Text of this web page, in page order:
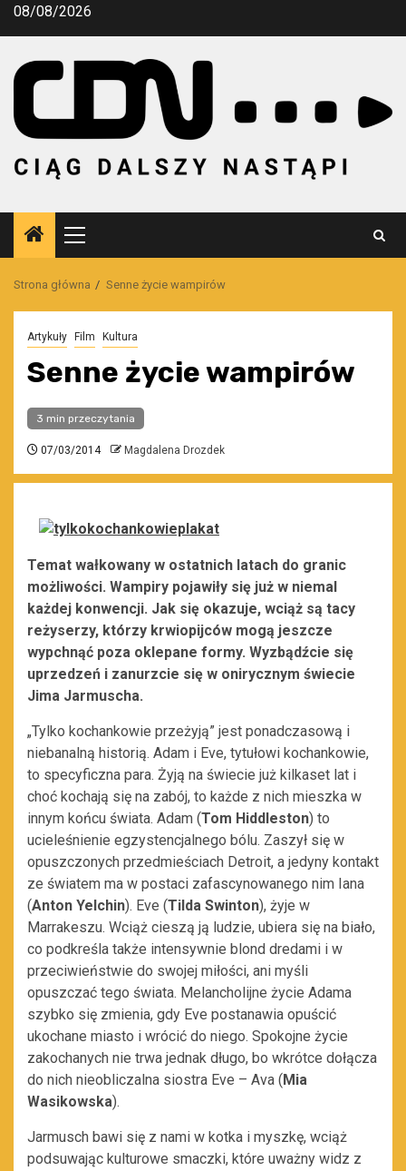
Przejdź
08/08/2026
Menu
główne
Strona główna Senne życie wampirów
Artykuły Film Kultura
Senne życie wampirów
3 min przeczytania
07/03/2014 Magdalena Drozdek
Temat wałkowany w ostatnich latach do granic
możliwości. Wampiry pojawiły się już w niemal
każdej konwencji. Jak się okazuje, wciąż są tacy
reżyserzy, którzy krwiopijców mogą jeszcze
wypchnąć poza oklepane formy. Wyzbądźcie się
uprzedzeń i zanurzcie się w onirycznym świecie
Jima Jarmuscha.
„Tylko kochankowie przeżyją” jest ponadczasową i
niebanalną historią. Adam i Eve, tytułowi kochankowie,
to specyficzna para. Żyją na świecie już kilkaset lat i
choć kochają się na zabój, to każde z nich mieszka w
innym końcu świata. Adam (Tom Hiddleston) to
ucieleśnienie egzystencjalnego bólu. Zaszył się w
opuszczonych przedmieściach Detroit, a jedyny kontakt
ze światem ma w postaci zafascynowanego nim Iana
(Anton Yelchin). Eve (Tilda Swinton), żyje w
Marrakeszu. Wciąż cieszą ją ludzie, ubiera się na biało,
co podkreśla także intensywnie blond dredami i w
przeciwieństwie do swojej miłości, ani myśli
opuszczać tego świata. Melancholijne życie Adama
szybko się zmienia, gdy Eve postanawia opuścić
ukochane miasto i wrócić do niego. Spokojne życie
zakochanych nie trwa jednak długo, bo wkrótce dołącza
do nich nieobliczalna siostra Eve – Ava ( Mia
Wasikowska).
Jarmusch bawi się z nami w kotka i myszkę, wciąż
podsuwając kulturowe smaczki, które uważny widz z